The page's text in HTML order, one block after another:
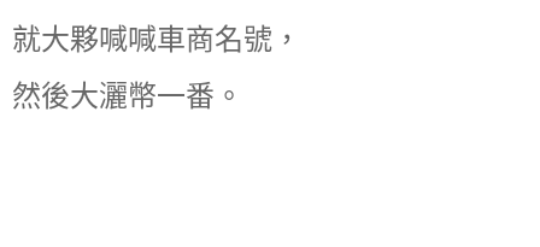
就大夥喊喊車商名號，
然後大灑幣一番。